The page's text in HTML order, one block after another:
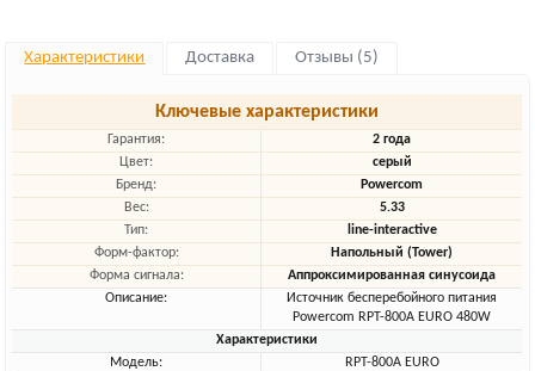
Характеристики Доставка Отзывы (5)
Ключевые характеристики
Гарантия:
2 года
Цвет:
серый
Бренд:
Powercom
Вес:
5.33
Тип:
line-interactive
Форм-фактор:
Напольный (Tower)
Форма сигнала:
Аппроксимированная синусоида
Описание:
Источник бесперебойного питания
Powercom RPT-800A EURO 480W
Характеристики
Модель:
RPT-800A EURO